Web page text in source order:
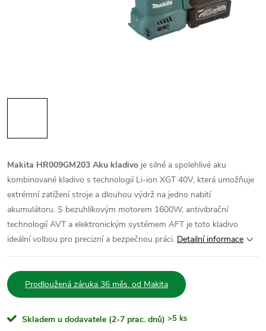
Makita HR009GM203 Aku kladivo je silné a spolehlivé aku
kombinované kladivo s technologií Li-ion XGT 40V, která umožňuje
extrémní zatížení stroje a dlouhou výdrž na jedno nabití
akumulátoru. S bezuhlíkovým motorem 1600W, antivibrační
technologií AVT a elektronickým systémem AFT je toto kladivo
ideální volbou pro precizní a bezpečnou práci. Detailní informace
Prodloužená záruka 36 měs. od Makita
Skladem u dodavatele (2-7 prac. dnů) >5 ks